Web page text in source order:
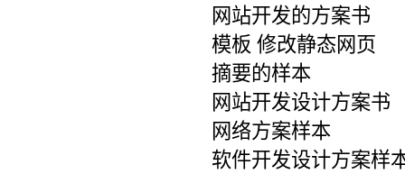
网站开发的方案书
模板 修改静态网页
摘要的样本
网站开发设计方案书
网络方案样本
软件开发设计方案样